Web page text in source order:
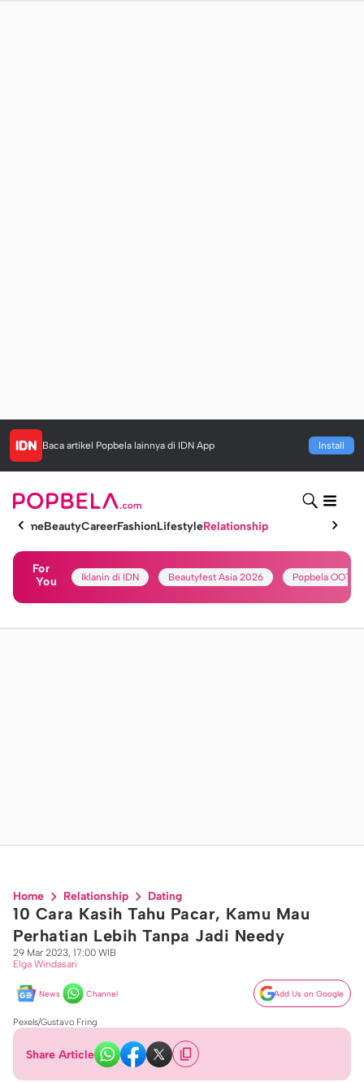
Baca artikel Popbela lainnya di IDN App Install
HomeBeautyCareerFashionLifestyleRelationship
For
You
Iklanin di IDN Beautyfest Asia 2026 Popbela OOTD
Home Relationship Dating
10 Cara Kasih Tahu Pacar, Kamu Mau
Perhatian Lebih Tanpa Jadi Needy
29 Mar 2023, 17:00 WIB
Elga Windasari
News Channel Add Us on Google
Pexels/Gustavo Fring
Share Article